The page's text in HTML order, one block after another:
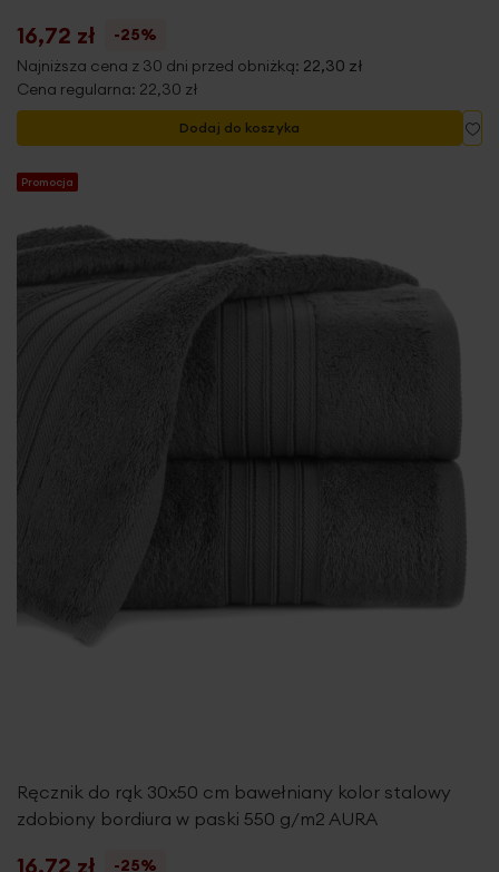
16,72 zł
-25%
Najniższa cena z 30 dni przed obniżką: 22,30 zł
Cena regularna: 22,30 zł
Dodaj do koszyka
Promocja
Ręcznik do rąk 30x50 cm bawełniany kolor stalowy
zdobiony bordiura w paski 550 g/m2 AURA
16,72 zł -25%